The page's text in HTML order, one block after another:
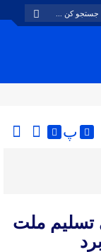
پ
تسلیم‌ ملت